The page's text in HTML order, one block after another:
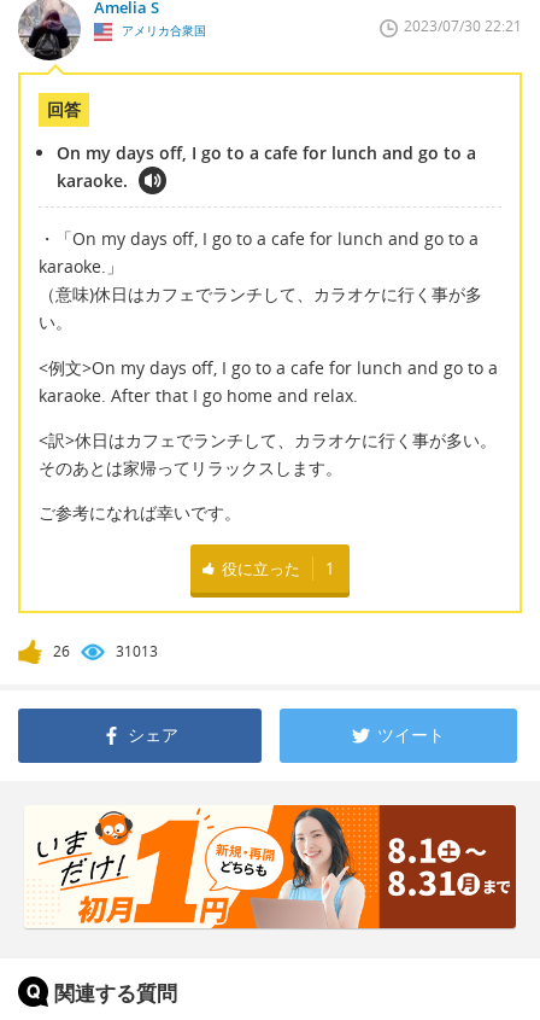
Amelia S
アメリカ合衆国 2023/07/30 22:21
回答
On my days off, I go to a cafe for lunch and go to a
karaoke.
・「On my days off, I go to a cafe for lunch and go to a
karaoke.」
（意味)休日はカフェでランチして、カラオケに行く事が多
い。
<例文>On my days off, I go to a cafe for lunch and go to a
karaoke. After that I go home and relax.
<訳>休日はカフェでランチして、カラオケに行く事が多い。
そのあとは家帰ってリラックスします。
ご参考になれば幸いです。
役に立った 1
26 31013
シェア ツイート
関連する質問